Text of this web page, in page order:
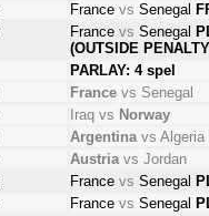
Francevs Senegal
Francevs Senegal
(OUTSIDE
PARLAY: 4 spel
France vs Senegal
Iraq vs Norway
Argentina vs Algeria
Austria vs Jordan
Francevs Senegal
Francevs Senegal